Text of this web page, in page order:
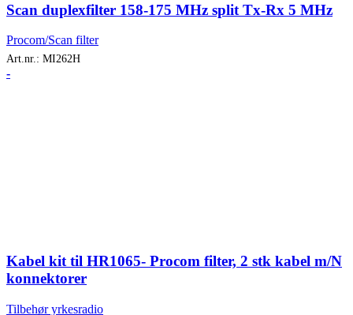
Scan duplexfilter 158-175 MHz split Tx-Rx 5 MHz
Procom/Scan filter
Art.nr.: MI262H
-
Kabel kit til HR1065- Procom filter, 2 stk kabel m/N
konnektorer
Tilbehør yrkesradio